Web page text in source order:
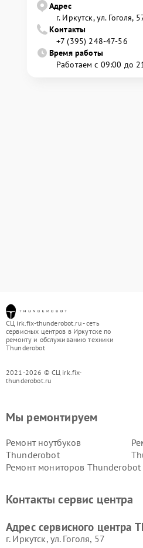
Адрес
г. Иркутск, ул. ​Гоголя,
Контакты
+7 (395) 248-47-56
Время работы
Работаем с 09:00 до
СЦ irk.fix-thunderobot.ru - сеть
сервисных центров в Иркутске по
ремонту и обслуживанию техники
Thunderobot
2021-2026 © СЦ irk.fix-
thunderobot.ru
Мы ремонтируем
Ремонт ноутбуков
Thunderobot
Ремонт мониторов Thunderobot
Контакты сервис центра
Адрес сервисного центра
г. Иркутск, ул. ​Гоголя, 57